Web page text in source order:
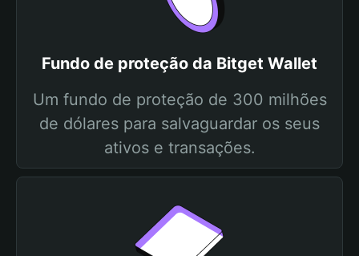
Fundo de proteção da Bitget Wallet
Um fundo de proteção de 300 milhões
de dólares para salvaguardar os seus
ativos e transações.